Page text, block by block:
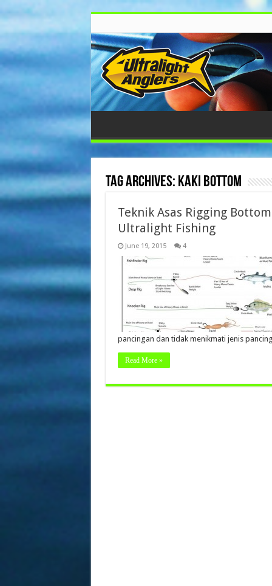
Tag Archives: kaki bottom
Teknik Asas Rigging
Ultralight Fishing
June 19, 2015 4
pancingan dan tidak menikmati jenis
Read More »